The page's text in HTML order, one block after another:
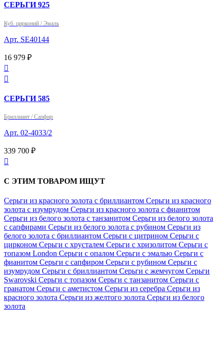
СЕРЬГИ 925
Куб. цирконий / Эмаль
Арт. SE40144
16 979 ₽


СЕРЬГИ 585
Бриллиант / Сапфир
Арт. 02-4033/2
339 700 ₽

С ЭТИМ ТОВАРОМ ИЩУТ
Серьги из красного золота с бриллиантом Серьги из красного
золота с изумрудом Серьги из красного золота с фианитом
Серьги из белого золота с танзанитом Серьги из белого золота
с сапфирами Серьги из белого золота с рубином Серьги из
белого золота с бриллиантом Серьги с цитрином Серьги с
цирконом Серьги с хрусталем Серьги с хризолитом Серьги с
топазом London Серьги с опалом Серьги с эмалью Серьги с
фианитом Серьги с сапфиром Серьги с рубином Серьги с
изумрудом Серьги с бриллиантом Серьги с жемчугом Серьги
Swarovski Серьги с топазом Серьги с танзанитом Серьги с
гранатом Серьги с аметистом Серьги из серебра Серьги из
красного золота Серьги из желтого золота Серьги из белого
золота